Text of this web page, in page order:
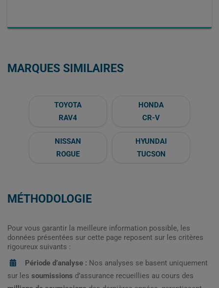
MARQUES SIMILAIRES
TOYOTA
RAV4
HONDA
CR-V
NISSAN
ROGUE
HYUNDAI
TUCSON
MÉTHODOLOGIE
Pour vous garantir la meilleure information possible, les
données présentées sur cette page reposent sur les critères
rigoureux suivants :
Période d’analyse : Nos analyses se basent uniquement
sur les soumissions d’assurance recueillies au cours des